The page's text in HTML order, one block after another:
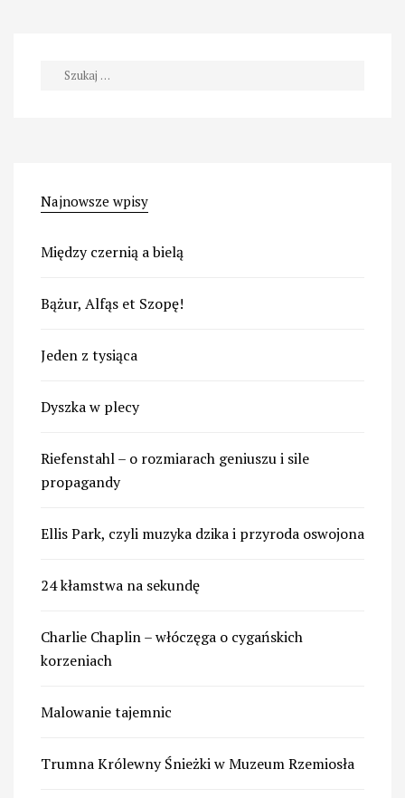
Szukaj:
Najnowsze wpisy
Między czernią a bielą
Bążur, Alfąs et Szopę!
Jeden z tysiąca
Dyszka w plecy
Riefenstahl – o rozmiarach geniuszu i sile
propagandy
Ellis Park, czyli muzyka dzika i przyroda oswojona
24 kłamstwa na sekundę
Charlie Chaplin – włóczęga o cygańskich
korzeniach
Malowanie tajemnic
Trumna Królewny Śnieżki w Muzeum Rzemiosła